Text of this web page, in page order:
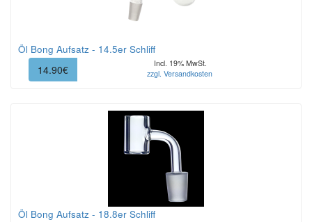
Öl Bong Aufsatz - 14.5er Schliff
14.90€
Incl. 19% MwSt.
zzgl. Versandkosten
Öl Bong Aufsatz - 18.8er Schliff